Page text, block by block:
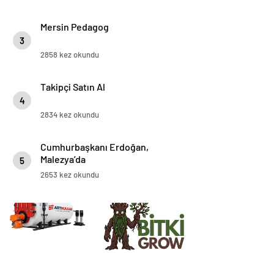
3
Mersin Pedagog
2858 kez okundu
4
Takipçi Satın Al
2834 kez okundu
5
Cumhurbaşkanı Erdoğan,
Malezya’da
2653 kez okundu